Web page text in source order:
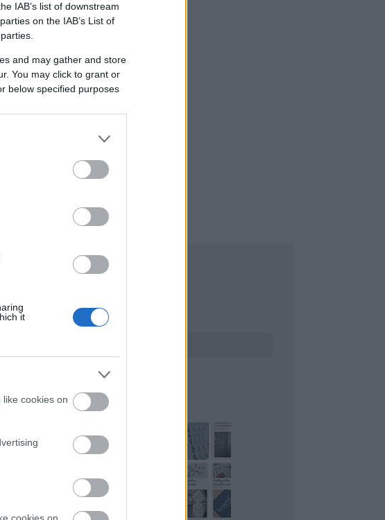
IAB’s list of downstream
on the IAB’s List of
and may gather and store
You may click to grant or
below specified purposes
it
cookies on
KERESÉS
PINTEREST